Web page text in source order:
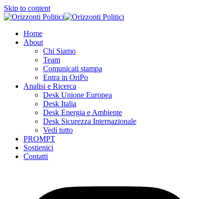
Skip to content
Home
About
Chi Siamo
Team
Comunicati stampa
Entra in OriPo
Analisi e Ricerca
Desk Unione Europea
Desk Italia
Desk Energia e Ambiente
Desk Sicurezza Internazionale
Vedi tutto
PROMPT
Sostienici
Contatti